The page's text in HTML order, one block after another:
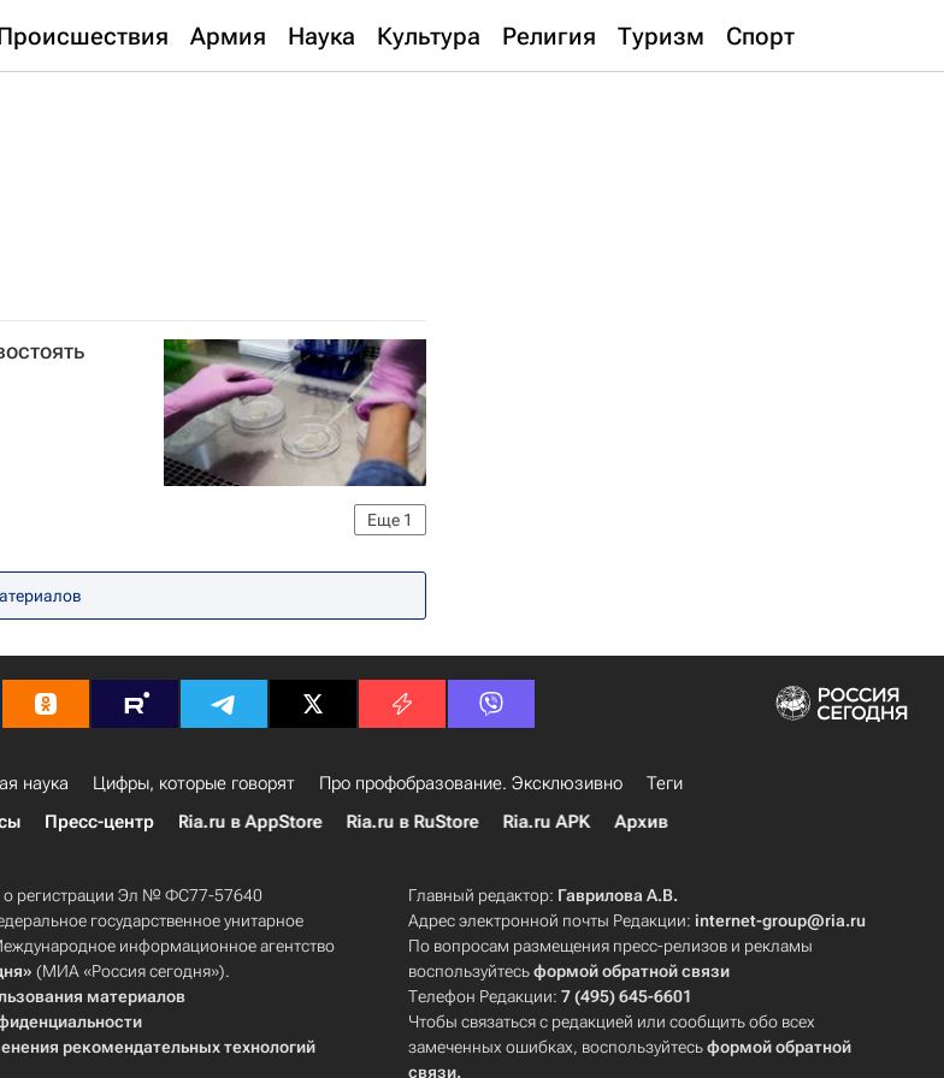
Армия Наука Культура Религия Туризм Спорт
Еще 1
наука Цифры, которые говорят Про профобразование. Эксклюзивно
Теги
Пресс-центр Ria.ru в AppStore Ria.ru в RuStore Ria.ru APK Архив
о регистрации Эл № ФС77-57640
государственное унитарное
информационное агентство
(МИА «Россия сегодня»).
материалов
рекомендательных технологий
Главный редактор: Гаврилова А.В.
Адрес электронной почты Редакции:internet-group@ria.ru
По вопросам размещения пресс-релизов и рекламы
воспользуйтесьформой обратной связи
Телефон Редакции:7 (495) 645-6601
Чтобы связаться с редакцией или сообщить обо всех
замеченных ошибках, воспользуйтесьформой обратной
связи.